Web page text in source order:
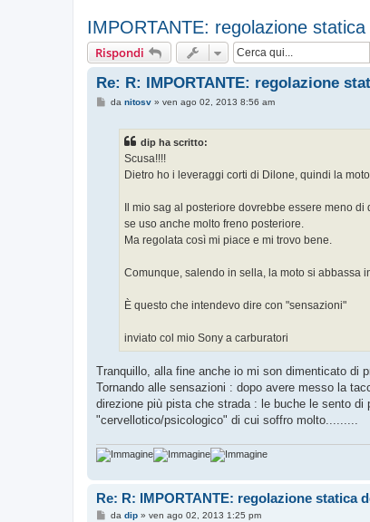
IMPORTANTE: regolazione
Rispondi
Re: R: IMPORTANTE: regolazione
Mda nitosv» ven ago 02, 2013 8:56 am
dip ha scritto:
Scusa!!!!
Dietro ho i leveraggi corti di Dilone, quindi la
Il mio sag al posteriore dovrebbe essere meno
se uso anche molto freno posteriore.
Ma regolata così mi piace e mi trovo bene.
Comunque, salendo in sella, la moto si abbassa
È questo che intendevo dire con "sensazioni"
inviato col mio Sony a carburatori
Tranquillo, alla fine anche io mi son dimenticato di
Tornando alle sensazioni : dopo avere messo la
direzione più pista che strada : le buche le sento
"cervellotico/psicologico" di cui soffro molto.........
Re: R: IMPORTANTE: regolazione statica
Mda dip» ven ago 02, 2013 1:25 pm